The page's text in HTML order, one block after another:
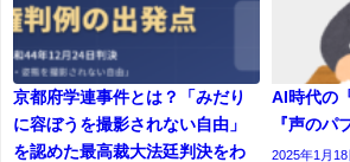
京都府学連事件とは？「みだり
に容ぼうを撮影されない自由」
を認めた最高裁大法廷判決をわ
AI時代の
『声のパ
2025年1月18